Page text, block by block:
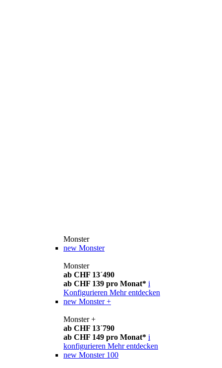
Monster
new Monster
Monster
ab CHF 13´490
ab CHF 139 pro Monat* i
Konfigurieren Mehr entdecken
new Monster +
Monster +
ab CHF 13´790
ab CHF 149 pro Monat* i
konfigurieren Mehr entdecken
new Monster 100